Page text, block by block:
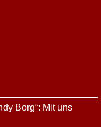
Borg“: Mit uns